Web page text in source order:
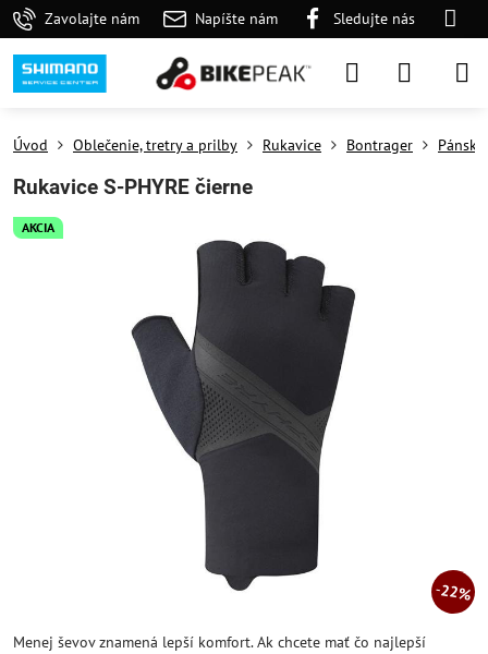
Zavolajte nám Napíšte nám Sledujte nás
AKCIA
22%
Úvod Oblečenie, tretry a prilby Rukavice Bontrager Pánske
Rukavice S-PHYRE čierne
Menej ševov znamená lepší komfort. Ak chcete mať čo najlepší